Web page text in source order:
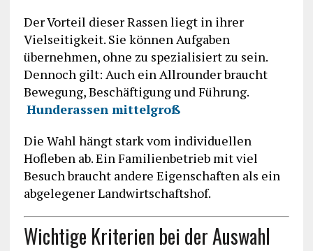
Der Vorteil dieser Rassen liegt in ihrer
Vielseitigkeit. Sie können Aufgaben
übernehmen, ohne zu spezialisiert zu sein.
Dennoch gilt: Auch ein Allrounder braucht
Bewegung, Beschäftigung und Führung.
Hunderassen mittelgroß
Die Wahl hängt stark vom individuellen
Hofleben ab. Ein Familienbetrieb mit viel
Besuch braucht andere Eigenschaften als ein
abgelegener Landwirtschaftshof.
Wichtige Kriterien bei der Auswahl